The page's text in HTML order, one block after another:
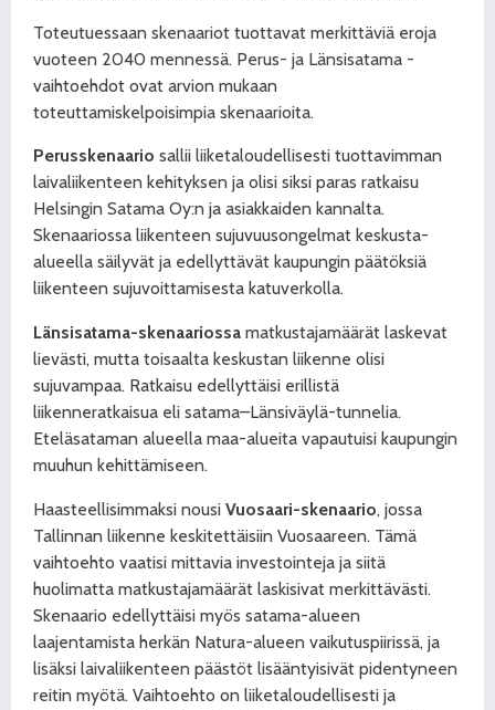
Toteutuessaan skenaariot tuottavat merkittäviä eroja
vuoteen 2040 mennessä. Perus- ja Länsisatama -
vaihtoehdot ovat arvion mukaan
toteuttamiskelpoisimpia skenaarioita.
Perusskenaario sallii liiketaloudellisesti tuottavimman
laivaliikenteen kehityksen ja olisi siksi paras ratkaisu
Helsingin Satama Oy:n ja asiakkaiden kannalta.
Skenaariossa liikenteen sujuvuusongelmat keskusta-
alueella säilyvät ja edellyttävät kaupungin päätöksiä
liikenteen sujuvoittamisesta katuverkolla.
Länsisatama-skenaariossa matkustajamäärät laskevat
lievästi, mutta toisaalta keskustan liikenne olisi
sujuvampaa. Ratkaisu edellyttäisi erillistä
liikenneratkaisua eli satama–Länsiväylä-tunnelia.
Eteläsataman alueella maa-alueita vapautuisi kaupungin
muuhun kehittämiseen.
Haasteellisimmaksi nousi Vuosaari-skenaario, jossa
Tallinnan liikenne keskitettäisiin Vuosaareen. Tämä
vaihtoehto vaatisi mittavia investointeja ja siitä
huolimatta matkustajamäärät laskisivat merkittävästi.
Skenaario edellyttäisi myös satama-alueen
laajentamista herkän Natura-alueen vaikutuspiirissä, ja
lisäksi laivaliikenteen päästöt lisääntyisivät pidentyneen
reitin myötä. Vaihtoehto on liiketaloudellisesti ja